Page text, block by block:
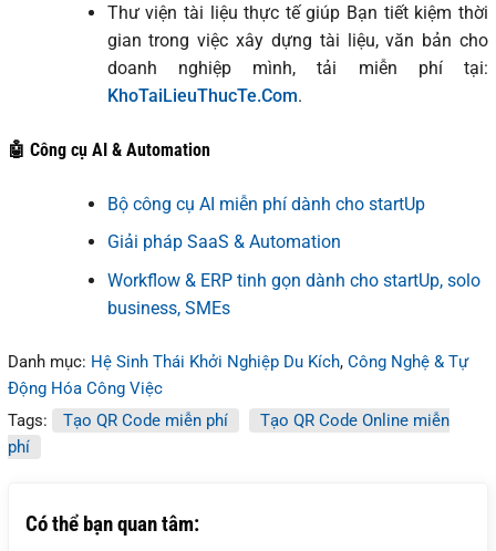
Thư viện tài liệu thực tế giúp Bạn tiết kiệm thời
gian trong việc xây dựng tài liệu, văn bản cho
doanh nghiệp mình, tải miễn phí tại:
KhoTaiLieuThucTe.Com.
🤖 Công cụ AI & Automation
Bộ công cụ AI miễn phí dành cho startUp
Giải pháp SaaS & Automation
Workflow & ERP tinh gọn dành cho startUp, solo
business, SMEs
Danh mục: Hệ Sinh Thái Khởi Nghiệp Du Kích, Công Nghệ & Tự
Động Hóa Công Việc
Tags:
Tạo QR Code miễn phí
Tạo QR Code Online miễn
phí
Có thể bạn quan tâm: